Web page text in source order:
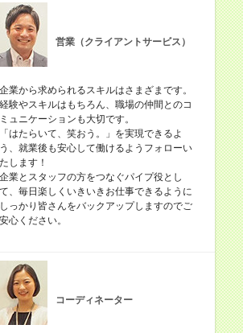
営業（クライアントサービス）
業から求められるスキルはさまざまです。
験やスキルはもちろん、職場の仲間とのコ
ュニケーションも大切です。
はたらいて、笑おう。」を実現できるよ
、就業後も安心して働けるようフォローい
します！
業とスタッフの方をつなぐパイプ役とし
、毎日楽しくいきいきお仕事できるように
っかり皆さんをバックアップしますのでご
心ください。
コーディネーター